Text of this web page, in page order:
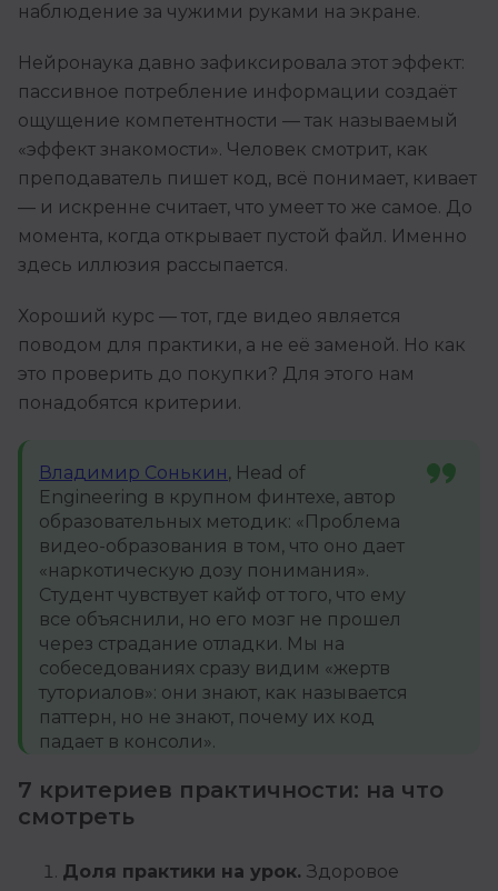
наблюдение за чужими руками на экране.
Нейронаука давно зафиксировала этот эффект:
пассивное потребление информации создаёт
ощущение компетентности — так называемый
«эффект знакомости». Человек смотрит, как
преподаватель пишет код, всё понимает, кивает
— и искренне считает, что умеет то же самое. До
момента, когда открывает пустой файл. Именно
здесь иллюзия рассыпается.
Хороший курс — тот, где видео является
поводом для практики, а не её заменой. Но как
это проверить до покупки? Для этого нам
понадобятся критерии.
Владимир Сонькин, Head of
Engineering в крупном финтехе, автор
образовательных методик: «Проблема
видео-образования в том, что оно дает
«наркотическую дозу понимания».
Студент чувствует кайф от того, что ему
все объяснили, но его мозг не прошел
через страдание отладки. Мы на
собеседованиях сразу видим «жертв
туториалов»: они знают, как называется
паттерн, но не знают, почему их код
падает в консоли».
7 критериев практичности: на что
смотреть
Доля практики на урок. Здоровое